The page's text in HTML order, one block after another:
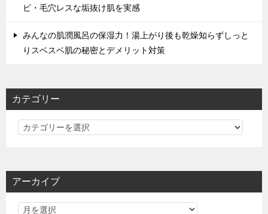
ビ・毛穴レスな垢抜け肌を実感
みんなの肌潤風呂の保湿力！湯上がり後も乾燥知らずしっと
りスベスベ肌の秘密とデメリット対策
カテゴリー
カ
リ
アーカイブ